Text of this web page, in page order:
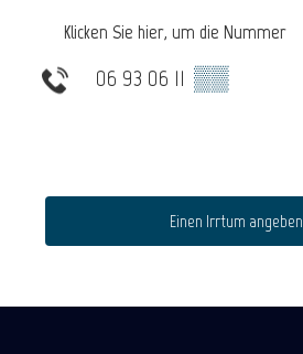
Klicken Sie hier, um die Nummer
06 93 06 11 ▒▒
Einen Irrtum angeben